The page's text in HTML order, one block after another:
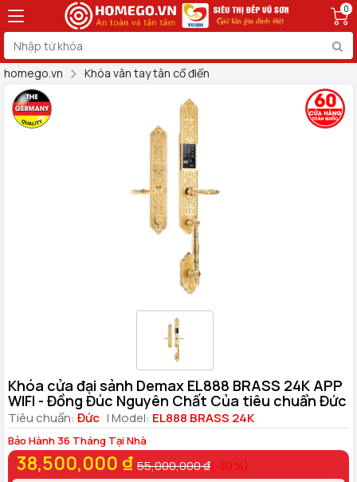
0
homego.vn Khóa vân tay tân cổ điển
Khóa cửa đại sảnh Demax EL888 BRASS 24K APP
WIFI - Đồng Đúc Nguyên Chất Của tiêu chuẩn Đức
Tiêu chuẩn: Đức | Model: EL888 BRASS 24K
Bảo Hành 36 Tháng Tại Nhà
38,500,000 ₫ 55,000,000 ₫(-30%)